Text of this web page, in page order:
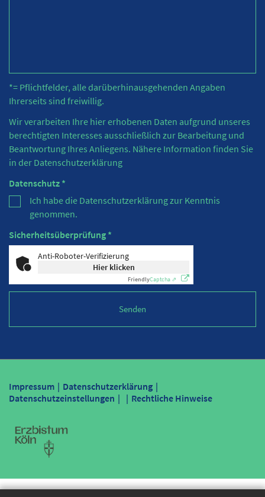
*= Pflichtfelder, alle darüberhinausgehenden Angaben
Ihrerseits sind freiwillig.
Wir verarbeiten Ihre hier erhobenen Daten aufgrund unseres
berechtigten Interesses ausschließlich zur Bearbeitung und
Beantwortung Ihres Anliegens. Nähere Information finden Sie
in der Datenschutzerklärung
Datenschutz *
Ich habe die Datenschutzerklärung zur Kenntnis
genommen.
Sicherheitsüberprüfung *
Anti-Roboter-Verifizierung
Hier klicken
FriendlyCaptcha ⇗
Impressum
Datenschutzerklärung
Datenschutzeinstellungen
Rechtliche Hinweise